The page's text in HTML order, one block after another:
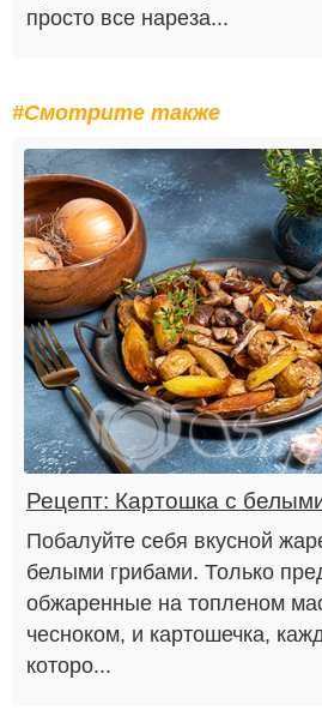
просто все нареза...
#Смотрите также
Рецепт: Картошка с
Побалуйте себя вкусной
белыми грибами. Только
обжаренные на топленом
чесноком, и картошечка,
которо...